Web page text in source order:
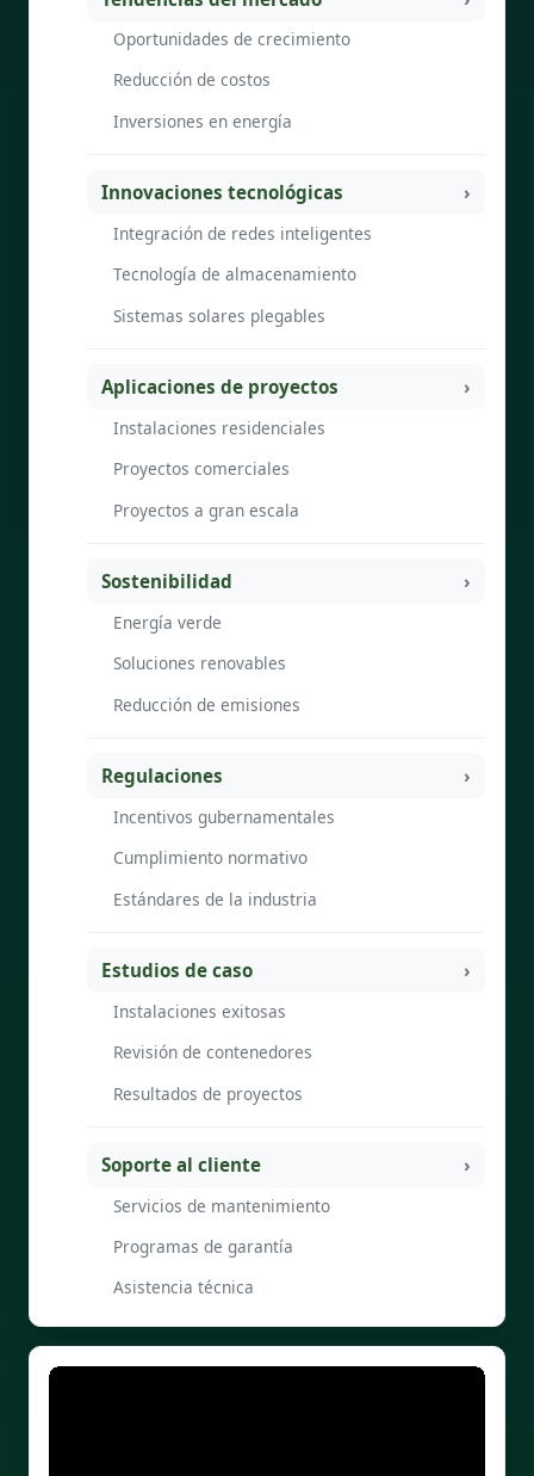
Oportunidades de crecimiento
Reducción de costos
Inversiones en energía
Innovaciones tecnológicas
Integración de redes inteligentes
Tecnología de almacenamiento
Sistemas solares plegables
Aplicaciones de proyectos
Instalaciones residenciales
Proyectos comerciales
Proyectos a gran escala
Sostenibilidad
Energía verde
Soluciones renovables
Reducción de emisiones
Regulaciones
Incentivos gubernamentales
Cumplimiento normativo
Estándares de la industria
Estudios de caso
Instalaciones exitosas
Revisión de contenedores
Resultados de proyectos
Soporte al cliente
Servicios de mantenimiento
Programas de garantía
Asistencia técnica